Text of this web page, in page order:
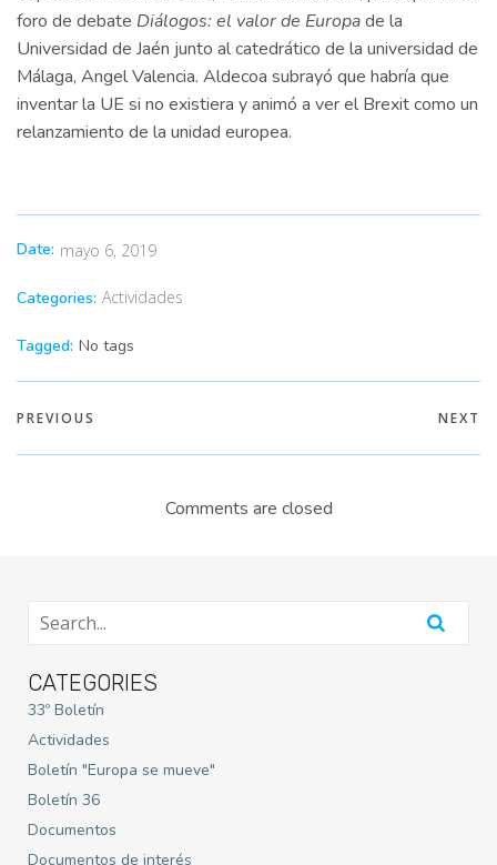
foro de debate Diálogos: el valor de Europade la
Universidad de Jaén junto al catedrático de la universidad de
Málaga, Angel Valencia. Aldecoa subrayó que habría que
inventar la UE si no existiera y animó a ver el Brexit como un
relanzamiento de la unidad europea.
Date: mayo 6, 2019
Categories: Actividades
Tagged: No tags
PREVIOUS NEXT
Comments are closed
CATEGORIES
33º Boletín
Actividades
Boletín "Europa se mueve"
Boletín 36
Documentos
Documentos de interés